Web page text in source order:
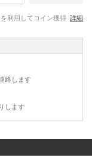
利用してコイン獲得 詳細
絡します
します